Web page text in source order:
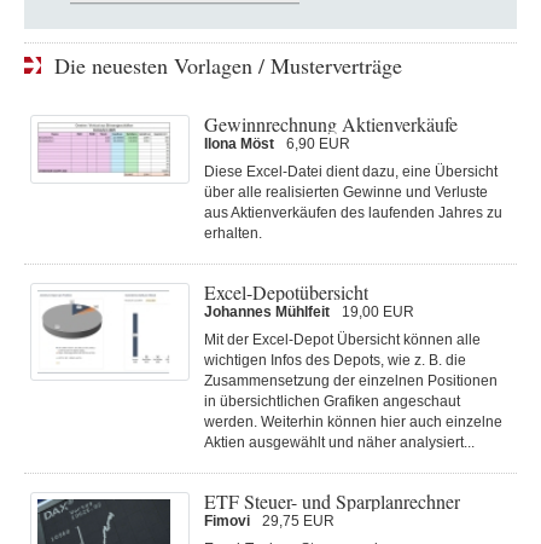
Die neuesten Vorlagen / Musterverträge
Gewinnrechnung Aktienverkäufe
Ilona Möst
6,90 EUR
Diese Excel-Datei dient dazu, eine Übersicht
über alle realisierten Gewinne und Verluste
aus Aktienverkäufen des laufenden Jahres zu
erhalten.
Excel-Depotübersicht
Johannes Mühlfeit
19,00 EUR
Mit der Excel-Depot Übersicht können alle
wichtigen Infos des Depots, wie z. B. die
Zusammensetzung der einzelnen Positionen
in übersichtlichen Grafiken angeschaut
werden. Weiterhin können hier auch einzelne
Aktien ausgewählt und näher analysiert...
ETF Steuer- und Sparplanrechner
Fimovi
29,75 EUR